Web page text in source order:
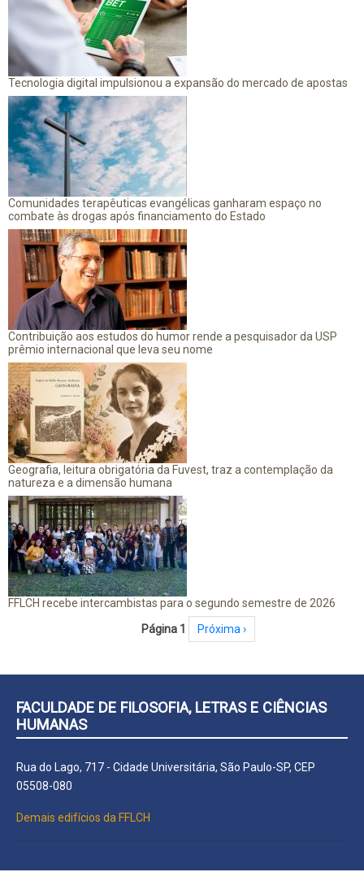
Tecnologia digital impulsionou a expansão do mercado de apostas
Comunidades terapêuticas evangélicas ganharam espaço no
combate às drogas após financiamento do Estado
Contribuição aos estudos do humor rende a pesquisador da USP
prêmio internacional que leva seu nome
Geografia, leitura obrigatória da Fuvest, traz a contemplação da
natureza e a dimensão humana
FFLCH recebe intercambistas para o segundo semestre de 2026
Página 1 Próxima página
Próxima ›
FACULDADE DE FILOSOFIA, LETRAS E CIÊNCIAS
HUMANAS
Rua do Lago, 717 - Cidade Universitária, São Paulo-SP, CEP
05508-080
Demais edifícios da FFLCH